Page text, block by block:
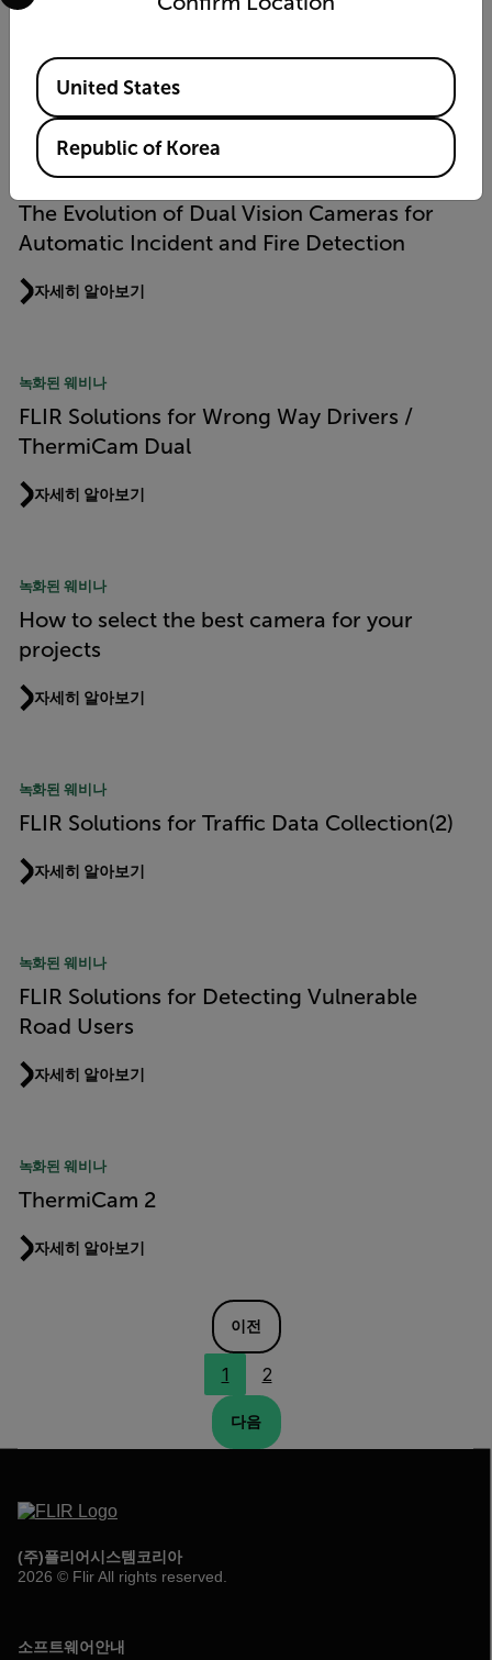
녹화된 웨비나
The Evolution of Dual Vision Cameras for
Automatic Incident and Fire Detection
자세히 알아보기
녹화된 웨비나
FLIR Solutions for Wrong Way Drivers /
ThermiCam Dual
자세히 알아보기
녹화된 웨비나
How to select the best camera for your
projects
자세히 알아보기
녹화된 웨비나
FLIR Solutions for Traffic Data Collection(2)
자세히 알아보기
녹화된 웨비나
FLIR Solutions for Detecting Vulnerable
Road Users
자세히 알아보기
녹화된 웨비나
ThermiCam 2
자세히 알아보기
이전
1 2
다음
(주)플리어시스템코리아
2026 © Flir All rights reserved.
소프트웨어안내
Available Locations
United States
Republic of Korea